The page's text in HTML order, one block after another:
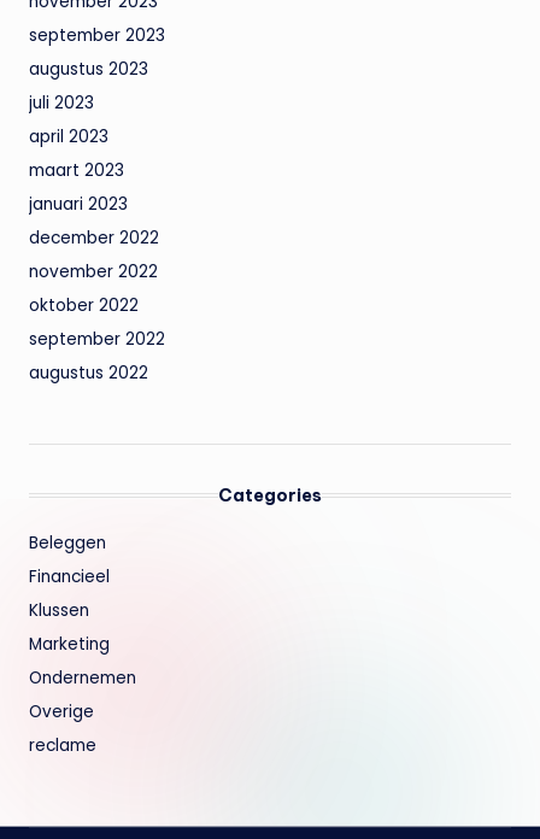
september 2023
augustus 2023
juli 2023
april 2023
maart 2023
januari 2023
december 2022
november 2022
oktober 2022
september 2022
augustus 2022
Categories
Beleggen
Financieel
Klussen
Marketing
Ondernemen
Overige
reclame